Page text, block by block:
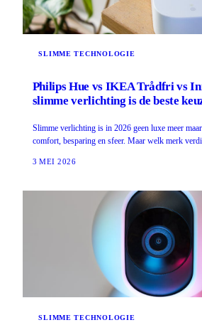
SLIMME TECHNOLOGIE
Philips Hue vs IKEA Trådfri vs
slimme verlichting is de beste
Slimme verlichting is in 2026 geen luxe meer
comfort, besparing en sfeer. Maar welk merk
3 MEI 2026
SLIMME TECHNOLOGIE